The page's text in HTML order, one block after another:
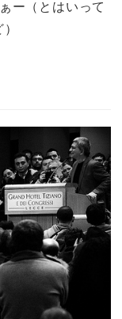
ー（とはいって